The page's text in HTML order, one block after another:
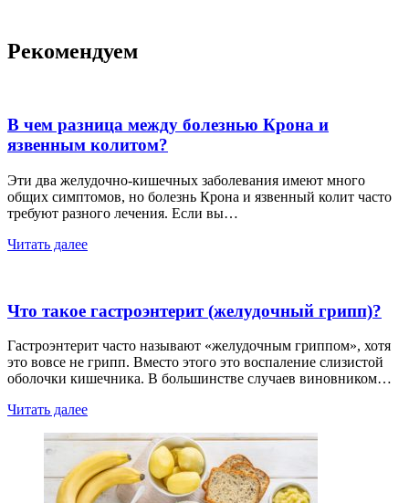
Рекомендуем
В чем разница между болезнью Крона и
язвенным колитом?
Эти два желудочно-кишечных заболевания имеют много
общих симптомов, но болезнь Крона и язвенный колит часто
требуют разного лечения. Если вы…
Читать далее
Что такое гастроэнтерит (желудочный грипп)?
Гастроэнтерит часто называют «желудочным гриппом», хотя
это вовсе не грипп. Вместо этого это воспаление слизистой
оболочки кишечника. В большинстве случаев виновником…
Читать далее